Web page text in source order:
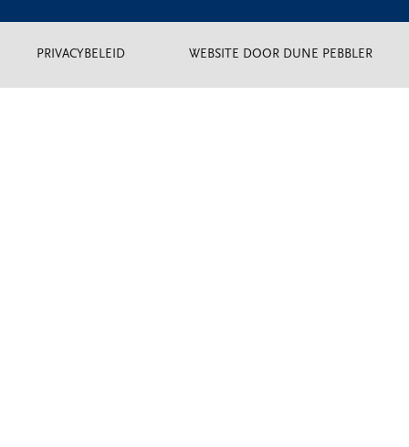
PRIVACYBELEID WEBSITE DOOR DUNE PEBBLER